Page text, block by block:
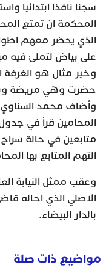
سجنا نافذا ابتدائيا
المحكمة ان تمتع
الذي يحضر معهم
على بياض لتملئ فيه
وخير مثال هو الغرفة
حضرت وهي مريضة
وأضاف محمد السناوي
المحامين قرأ في جدول
متابعين في حالة
التهم المتابع بها
وعقب ممثل النيابة
الاصلي الذي احاله
بالدار البيضاء.
مواضيع ذات صلة